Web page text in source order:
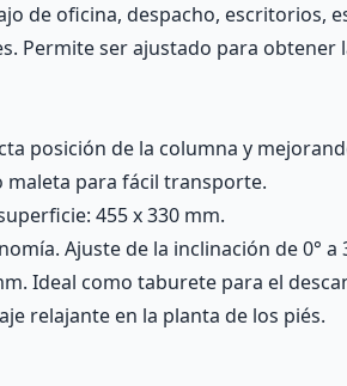
de oficina, despacho, escritorios,
Permite ser ajustado para
posición de la columna y
maleta para fácil transporte.
455 x 330 mm.
Ajuste de la inclinación de 0° a
Ideal como taburete para el
relajante en la planta de los piés.